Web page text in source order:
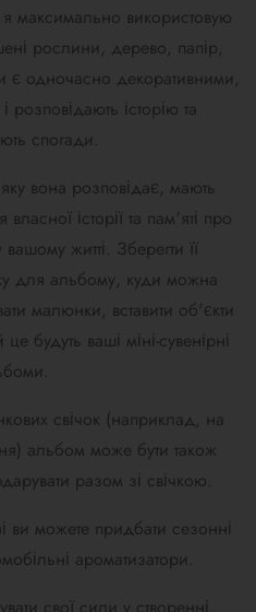
максимально використовую
рослини, дерево, папір,
є одночасно декоративними,
розповідають історію та
спогади.
яку вона розповідає, мають
історії та пам'яті про
житті. Зберегти її
для альбому, куди можна
малюнки, вставити об'єкти
будуть ваші міні-сувенірні
свічок (наприклад, на
альбом може бути також
разом зі свічкою.
ви можете придбати сезонні
ароматизатори.